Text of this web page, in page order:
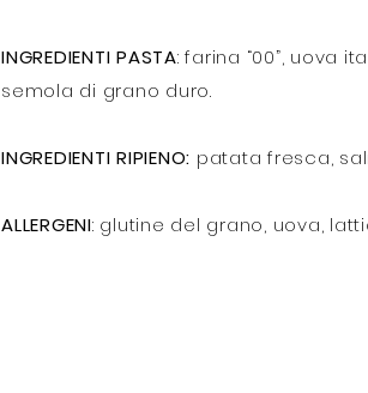
INGREDIENTI PASTA: farina “00”, uova
semola di grano duro.
INGREDIENTI RIPIENO: patata fresca,
ALLERGENI: glutine del grano, uova,